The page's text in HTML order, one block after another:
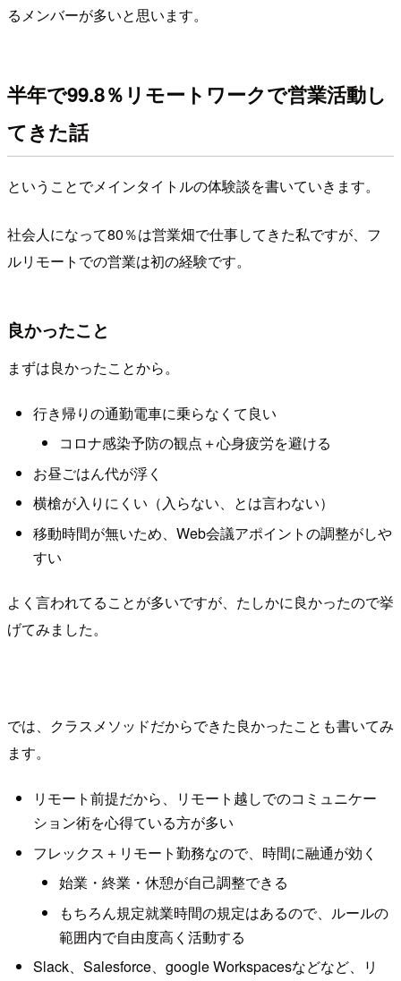
るメンバーが多いと思います。
半年で99.8％リモートワークで営業活動し
てきた話
ということでメインタイトルの体験談を書いていきます。
社会人になって80％は営業畑で仕事してきた私ですが、フ
ルリモートでの営業は初の経験です。
良かったこと
まずは良かったことから。
行き帰りの通勤電車に乗らなくて良い
コロナ感染予防の観点＋心身疲労を避ける
お昼ごはん代が浮く
横槍が入りにくい（入らない、とは言わない）
移動時間が無いため、Web会議アポイントの調整がしや
すい
よく言われてることが多いですが、たしかに良かったので挙
げてみました。
では、クラスメソッドだからできた良かったことも書いてみ
ます。
リモート前提だから、リモート越しでのコミュニケー
ション術を心得ている方が多い
フレックス＋リモート勤務なので、時間に融通が効く
始業・終業・休憩が自己調整できる
もちろん規定就業時間の規定はあるので、ルールの
範囲内で自由度高く活動する
Slack、Salesforce、google Workspacesなどなど、リ